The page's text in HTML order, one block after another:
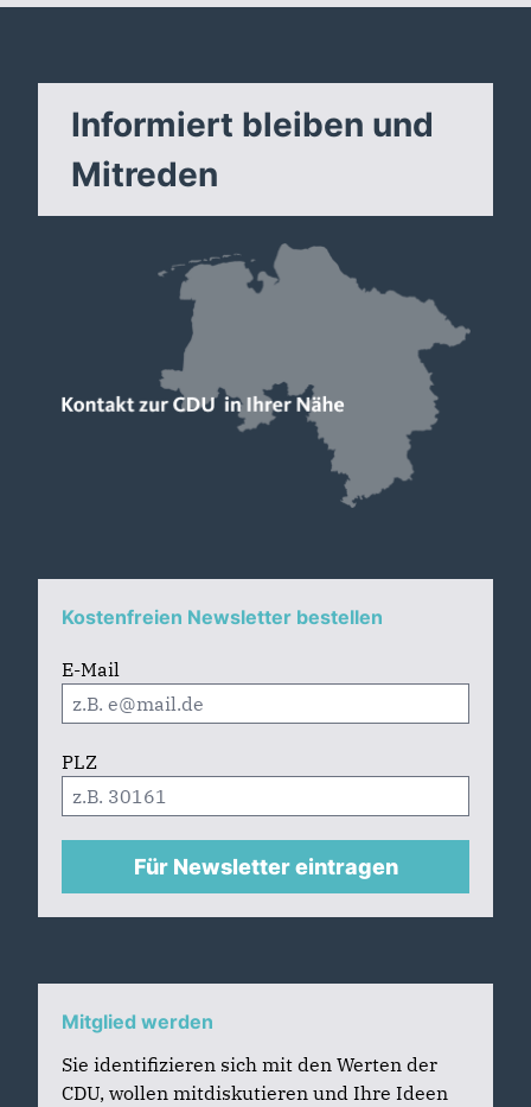
Informiert bleiben und
Mitreden
Kostenfreien Newsletter bestellen
E-Mail
PLZ
Für Newsletter eintragen
Mitglied werden
Sie identifizieren sich mit den Werten der
CDU, wollen mitdiskutieren und Ihre Ideen